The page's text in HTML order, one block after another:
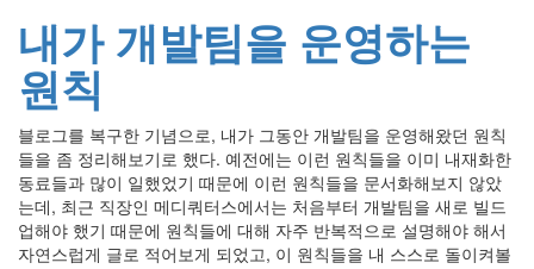
내가 개발팀을 운영하는
원칙
블로그를 복구한 기념으로, 내가 그동안 개발팀을 운영해왔던 원칙
들을 좀 정리해보기로 했다. 예전에는 이런 원칙들을 이미 내재화한
동료들과 많이 일했었기 때문에 이런 원칙들을 문서화해보지 않았
는데, 최근 직장인 메디쿼터스에서는 처음부터 개발팀을 새로 빌드
업해야 했기 때문에 원칙들에 대해 자주 반복적으로 설명해야 해서
자연스럽게 글로 적어보게 되었고, 이 원칙들을 내 스스로 돌이켜볼